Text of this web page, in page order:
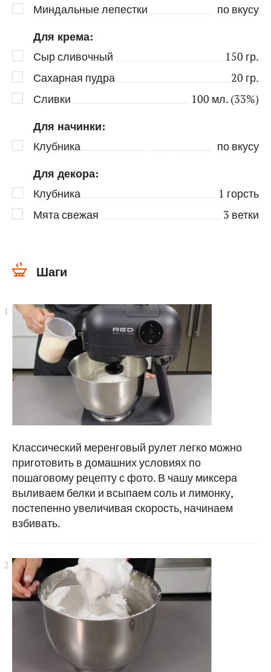
Миндальные лепестки
по вкусу
Для крема:
Сыр сливочный
150 гр.
Сахарная пудра
20 гр.
Сливки
100 мл. (33%)
Для начинки:
Клубника
по вкусу
Для декора:
Клубника
1 горсть
Мята свежая
3 ветки
Шаги
Классический меренговый рулет легко можно
приготовить в домашних условиях по
пошаговому рецепту с фото. В чашу миксера
выливаем белки и всыпаем соль и лимонку,
постепенно увеличивая скорость, начинаем
взбивать.